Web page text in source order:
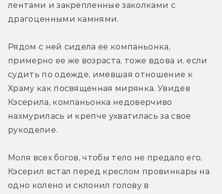
лентами и закрепленные заколками с
драгоценными камнями.
Рядом с ней сидела ее компаньонка,
примерно ее же возраста, тоже вдова и, если
судить по одежде, имевшая отношение к
Храму как посвященная мирянка. Увидев
Кэсерила, компаньонка недоверчиво
нахмурилась и крепче ухватилась за свое
рукоделие.
Моля всех богов, чтобы тело не предало его,
Кэсерил встал перед креслом провинкары на
одно колено и склонил голову в